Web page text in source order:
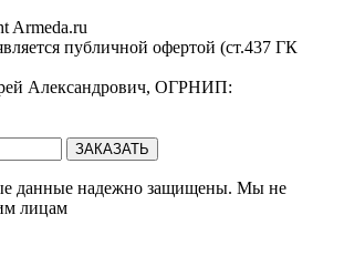
Armeda.ru
публичной офертой (ст.437 ГК
Александрович, ОГРНИП:
данные надежно защищены. Мы не
лицам